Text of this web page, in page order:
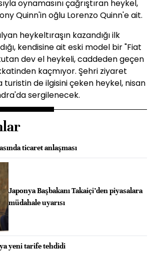
oynamasını çağrıştıran heykel,
Quinn'in oğlu Lorenzo Quinn'e ait.
heykeltıraşın kazandığı ilk
kendisine ait eski model bir "Fiat
dev el heykeli, caddeden geçen
kaçmıyor. Şehri ziyaret
turistin de ilgisini çeken heykel, nisan
sergilenecek.
ticaret anlaşması
Japonya Başbakanı Takaiçi’den piyasalara
müdahale uyarısı
yeni tarife tehdidi